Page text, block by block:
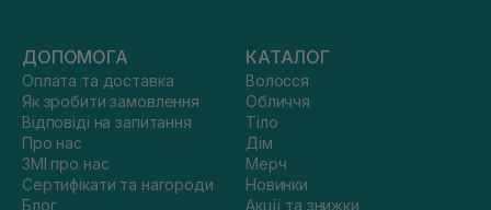
ДОПОМОГА
Оплата та доставка
Як зробити замовлення
Відповіді на запитання
Про нас
ЗМІ про нас
Сертифікати та нагороди
Блог
КАТАЛОГ
Волосся
Обличчя
Тіло
Дім
Мерч
Новинки
Акції та знижки